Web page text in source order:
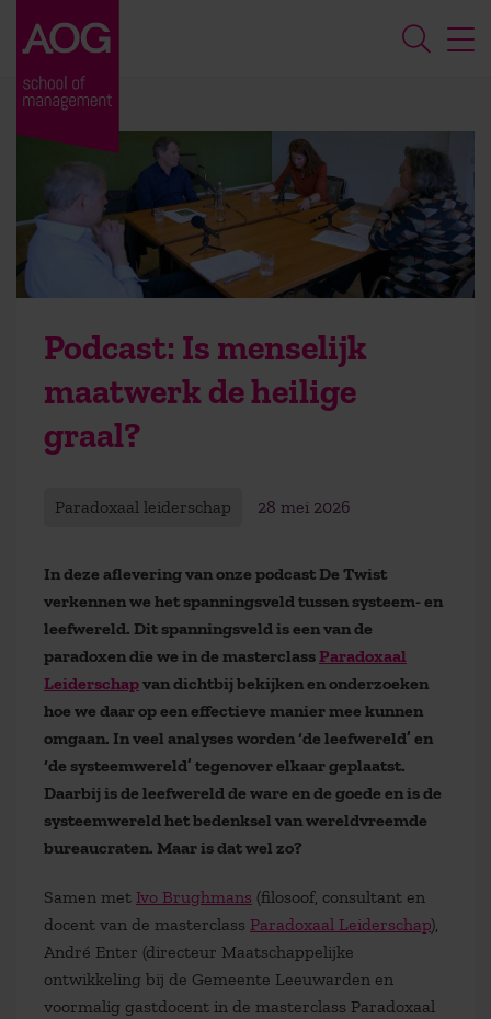
Podcast: Is menselijk
maatwerk de heilige
graal?
Paradoxaal leiderschap 28 mei 2026
In deze aflevering van onze podcast De Twist
verkennen we het spanningsveld tussen systeem- en
leefwereld. Dit spanningsveld is een van de
paradoxen die we in de masterclassParadoxaal
Leiderschapvan dichtbij bekijken en onderzoeken
hoe we daar op een effectieve manier mee kunnen
omgaan. In veel analyses worden ‘de leefwereld’ en
‘de systeemwereld’ tegenover elkaar geplaatst.
Daarbij is de leefwereld de ware en de goede en is de
systeemwereld het bedenksel van wereldvreemde
bureaucraten. Maar is dat wel zo?
Samen met Ivo Brughmans (filosoof, consultant en
docent van de masterclass Paradoxaal Leiderschap),
André Enter (directeur Maatschappelijke
ontwikkeling bij de Gemeente Leeuwarden en
voormalig gastdocent in de masterclass Paradoxaal